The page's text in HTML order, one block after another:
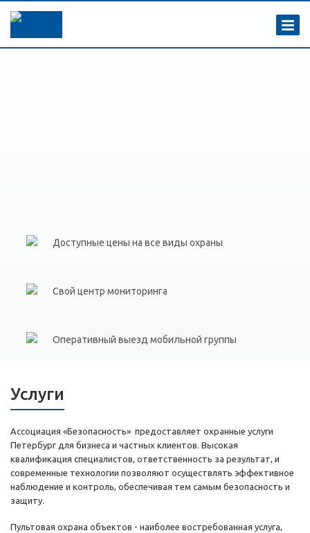
Доступные цены на все виды охраны
Свой центр мониторинга
Оперативный выезд мобильной группы
Услуги
Ассоциация «Безопасность» предоставляет охранные услуги
Петербург для бизнеса и частных клиентов. Высокая
квалификация специалистов, ответственность за результат, и
современные технологии позволяют осуществлять эффективное
наблюдение и контроль, обеспечивая тем самым безопасность и
защиту.
Пультовая охрана объектов - наиболее востребованная услуга,